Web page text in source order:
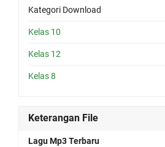
Kategori Download
Kelas 10
Kelas 12
Kelas 8
Keterangan File
Lagu Mp3 Terbaru